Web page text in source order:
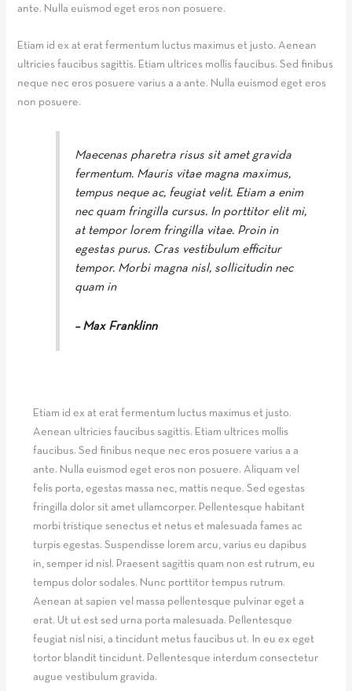
ante. Nulla euismod eget eros non posuere.
Etiam id ex at erat fermentum luctus maximus et justo. Aenean
ultricies faucibus sagittis. Etiam ultrices mollis faucibus. Sed finibus
neque nec eros posuere varius a a ante. Nulla euismod eget eros
non posuere.
Maecenas pharetra risus sit amet gravida
fermentum. Mauris vitae magna maximus,
tempus neque ac, feugiat velit. Etiam a enim
nec quam fringilla cursus. In porttitor elit mi,
at tempor lorem fringilla vitae. Proin in
egestas purus. Cras vestibulum efficitur
tempor. Morbi magna nisl, sollicitudin nec
quam in
– Max Franklinn
Etiam id ex at erat fermentum luctus maximus et justo.
Aenean ultricies faucibus sagittis. Etiam ultrices mollis
faucibus. Sed finibus neque nec eros posuere varius a a
ante. Nulla euismod eget eros non posuere. Aliquam vel
felis porta, egestas massa nec, mattis neque. Sed egestas
fringilla dolor sit amet ullamcorper. Pellentesque habitant
morbi tristique senectus et netus et malesuada fames ac
turpis egestas. Suspendisse lorem arcu, varius eu dapibus
in, semper id nisl. Praesent sagittis quam non est rutrum, eu
tempus dolor sodales. Nunc porttitor tempus rutrum.
Aenean at sapien vel massa pellentesque pulvinar eget a
erat. Ut ut est sed urna porta malesuada. Pellentesque
feugiat nisl nisi, a tincidunt metus faucibus ut. In eu ex eget
tortor blandit tincidunt. Pellentesque interdum consectetur
augue vestibulum gravida.